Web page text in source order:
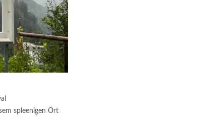
spleenigen Ort